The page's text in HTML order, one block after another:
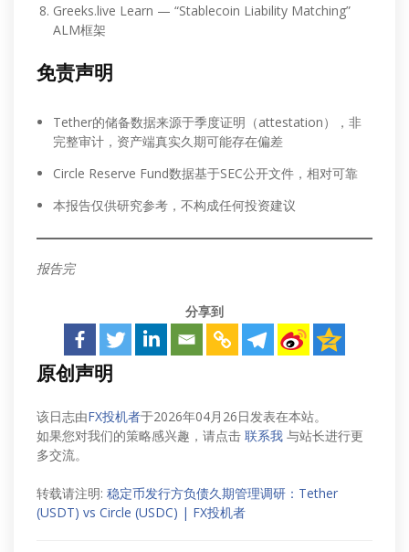
Greeks.live Learn — “Stablecoin Liability Matching”
ALM框架
免责声明
Tether的储备数据来源于季度证明（attestation），非
完整审计，资产端真实久期可能存在偏差
Circle Reserve Fund数据基于SEC公开文件，相对可靠
本报告仅供研究参考，不构成任何投资建议
报告完
分享到
原创声明
该日志由FX投机者于2026年04月26日发表在本站。
如果您对我们的策略感兴趣，请点击 联系我 与站长进行更
多交流。
转载请注明: 稳定币发行方负债久期管理调研：Tether
(USDT) vs Circle (USDC) | FX投机者